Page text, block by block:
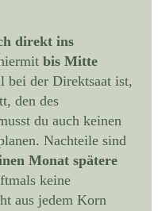
direkt ins
bis Mitte
bei der Direktsaat ist,
den des
du auch keinen
Nachteile sind
Monat spätere
keine
aus jedem Korn